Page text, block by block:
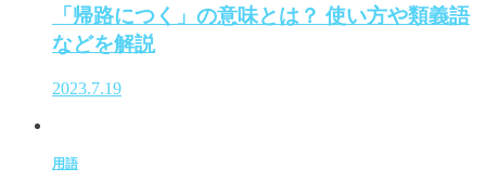
「帰路につく」の意味とは？ 使い方や類義語
などを解説
2023.7.19
用語